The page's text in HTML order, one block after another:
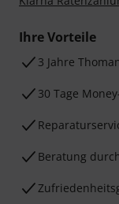
Ihre Vorteile
3 Jahre
30 Tage
Beratung